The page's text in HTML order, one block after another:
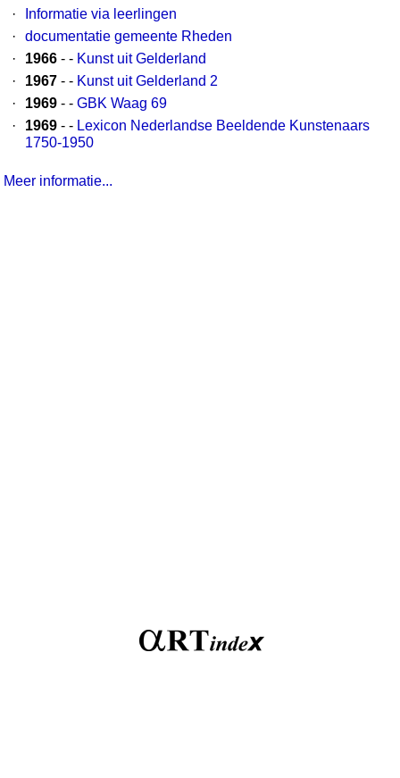
·
Informatie via leerlingen
·
documentatie gemeente Rheden
·
1966 - - Kunst uit Gelderland
·
1967 - - Kunst uit Gelderland 2
·
1969 - - GBK Waag 69
·
1969 - - Lexicon Nederlandse Beeldende Kunstenaars
1750-1950
Meer informatie...